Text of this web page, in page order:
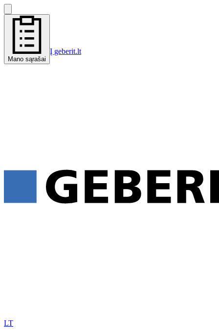
Mano sąrašai
Į geberit.lt
LT